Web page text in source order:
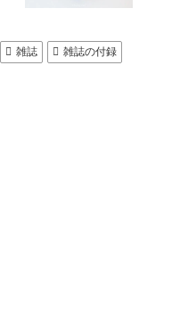
雑誌 雑誌の付録